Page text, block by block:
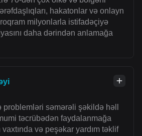
hakatonlar və onlayn
milyonlarla istifadəçiyə
daha dərindən anlamağa
səmərəli şəkildə həll
təcrübədən faydalanmağa
və peşəkar yardım təklif